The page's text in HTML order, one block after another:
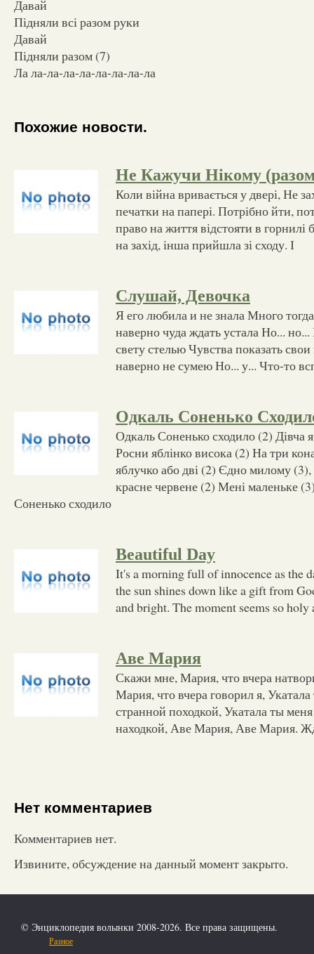
Давай
Підняли всі разом руки
Давай
Підняли разом (7)
Ла ла-ла-ла-ла-ла-ла-ла-ла
Похожие новости.
Не Кажучи Нікому
Коли війна вривається у двері, Не
печатки на папері. Потрібно йти,
право на життя відстояти в
на захід, інша прийшла зі сходу. І
Слушай, Девочка
Я его любила и не знала Много
наверно чуда ждать устала Но...
свету стелью Чувства показать
наверно не сумею Но... у... Что-то
Одкаль Соненько
Одкаль Соненько сходило (2) Дівча
Росни яблінко висока (2) На три
яблучко або дві (2) Єдно милому
красне червене (2) Мені маленьке
Соненько сходило
Beautiful Day
It's a morning full of innocence as the
the sun shines down like a gift from
and bright. The moment seems so holy
Аве Мария
Скажи мне, Мария, что вчера
Мария, что вчера говорил я,
странной походкой, Укатала ты
находкой, Аве Мария, Аве Мария.
Нет комментариев
Комментариев нет.
Извините, обсуждение на данный момент закрыто.
© Энциклопедия волынки 2008-2026. Все права защищены.
Разное